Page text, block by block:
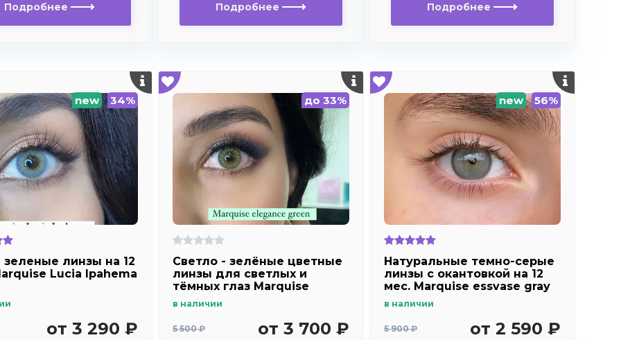
Подробнее Подробнее Подробнее
new 34%
зеленые линзы на 12
Lucia Ipahema
от 3 290 ₽
до 33%
Светло - зелёные цветные
линзы для светлых и
тёмных глаз Marquise
в наличии
5 500 ₽ от 3 700 ₽
new 56%
Натуральные темно-серые
линзы c окантовкой на 12
мес. Marquise essvase gray
в наличии
5 900 ₽ от 2 590 ₽